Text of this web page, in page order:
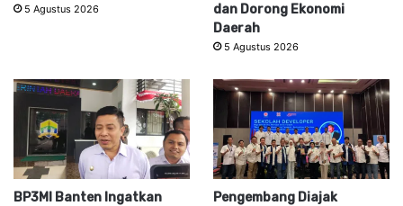
5 Agustus 2026
dan Dorong Ekonomi
Daerah
5 Agustus 2026
BP3MI Banten Ingatkan
Pengembang Diajak